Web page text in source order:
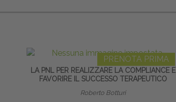
PRENOTA PRIMA
LA PNL PER REALIZZARE LA COMPLIANCE E
FAVORIRE IL SUCCESSO TERAPEUTICO
Roberto Botturi